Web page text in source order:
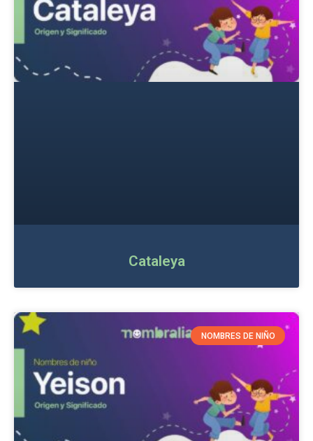
Cataleya
NOMBRES DE NIÑO